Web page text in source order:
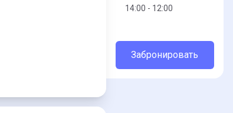
14:00 - 12:00
Забронировать